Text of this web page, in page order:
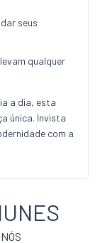
seus
qualquer
a dia, esta
única. Invista
com a